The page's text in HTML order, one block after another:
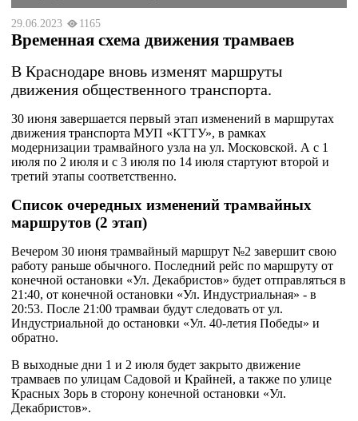
29.06.2023 1165
Временная схема движения трамваев
В Краснодаре вновь изменят маршруты
движения общественного транспорта.
30 июня завершается первый этап изменений в маршрутах
движения транспорта МУП «КТТУ», в рамках
модернизации трамвайного узла на ул. Московской. А с 1
июля по 2 июля и с 3 июля по 14 июля стартуют второй и
третий этапы соответственно.
Список очередных изменений трамвайных
маршрутов (2 этап)
Вечером 30 июня трамвайный маршрут №2 завершит свою
работу раньше обычного. Последний рейс по маршруту от
конечной остановки «Ул. Декабристов» будет отправляться в
21:40, от конечной остановки «Ул. Индустриальная» - в
20:53. После 21:00 трамваи будут следовать от ул.
Индустриальной до остановки «Ул. 40-летия Победы» и
обратно.
В выходные дни 1 и 2 июля будет закрыто движение
трамваев по улицам Садовой и Крайней, а также по улице
Красных Зорь в сторону конечной остановки «Ул.
Декабристов».